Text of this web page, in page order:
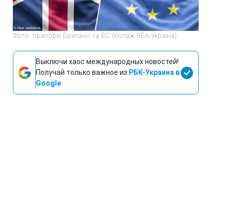
Фото: прапори Британії та ЄС (Колаж РБК-Україна)
Выключи хаос международных новостей!
Получай только важное из РБК-Украина в
Google